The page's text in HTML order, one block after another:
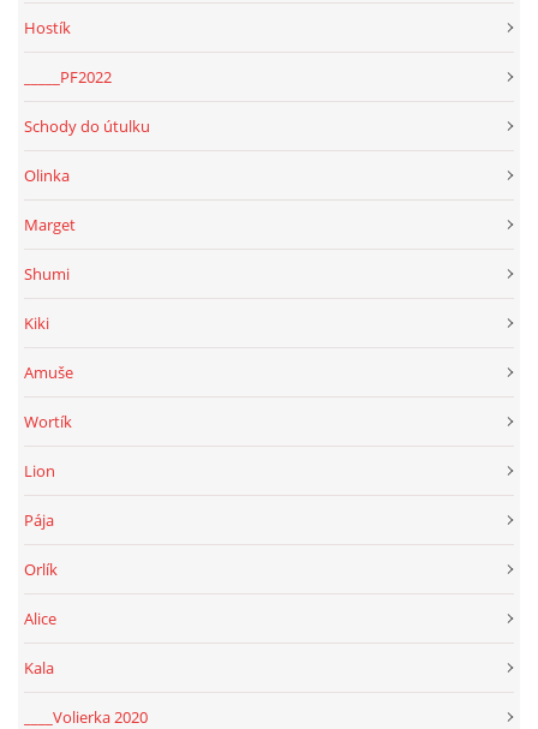
Hostík
_____PF2022
Schody do útulku
Olinka
Marget
Shumi
Kiki
Amuše
Wortík
Lion
Pája
Orlík
Alice
Kala
____Volierka 2020